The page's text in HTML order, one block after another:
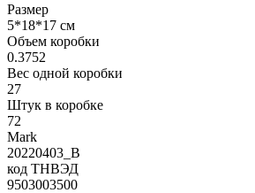
Размер
5*18*17 см
Объем коробки
0.3752
Вес одной коробки
27
Штук в коробке
72
Mark
20220403_B
код ТНВЭД
9503003500